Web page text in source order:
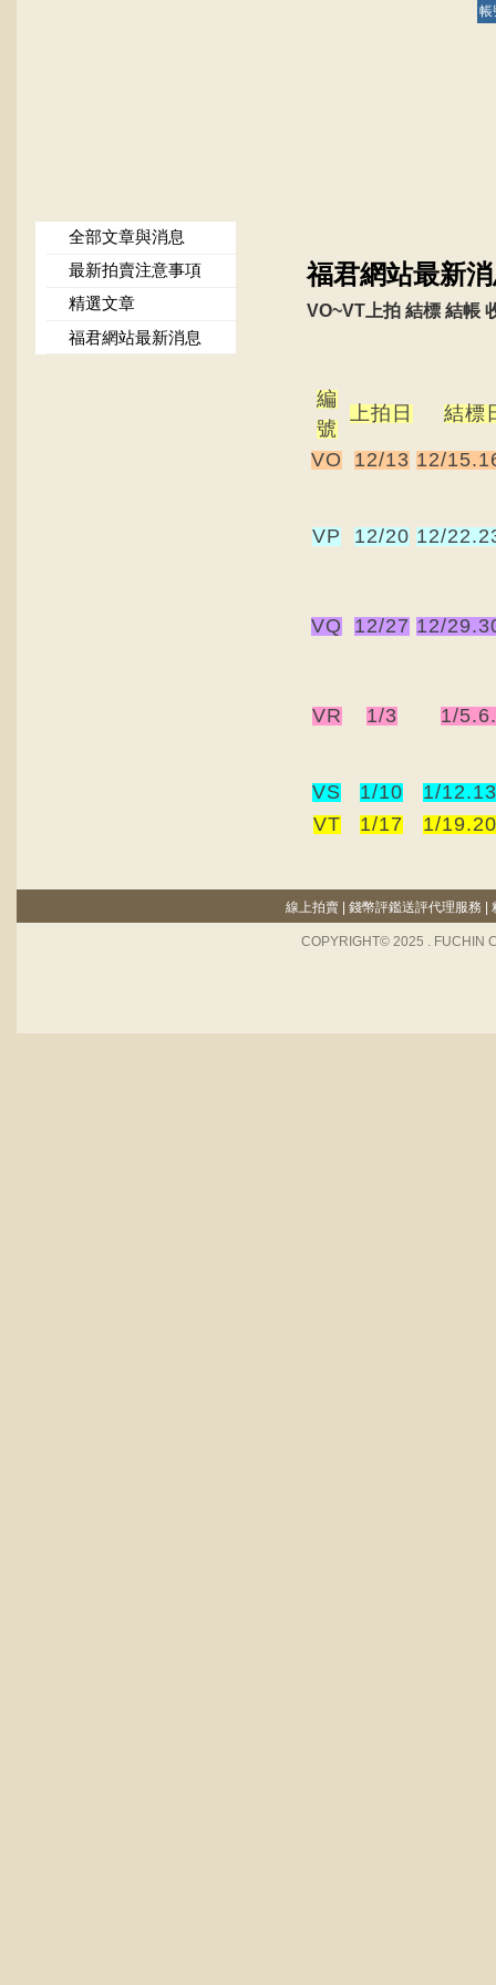
帳
福君網站最新
VO~VT上拍 結標 結帳
編
號
上拍日 結標
VO 12/13 12/
VP 12/20 12/
VQ 12/27 12/
VR 1/3 1/
VS 1/10
1/
VT
1/17 1/
全部文章與消息
最新拍賣注意事項
精選文章
福君網站最新消息
線上拍賣| 錢幣評鑑送評代理服務
COPYRIGHT© 2025 . FUCHIN